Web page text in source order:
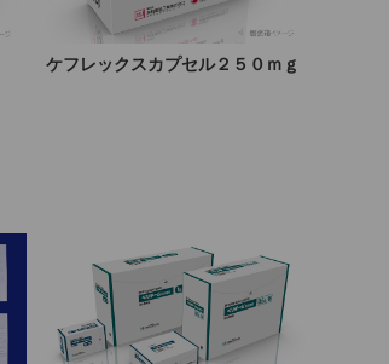
ケフレックスカプセル２５０ｍｇ